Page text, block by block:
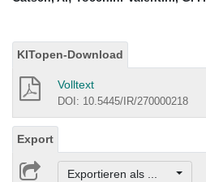
KITopen-Download
Volltext
DOI: 10.5445/IR/270000218
Export
Exportieren als ...